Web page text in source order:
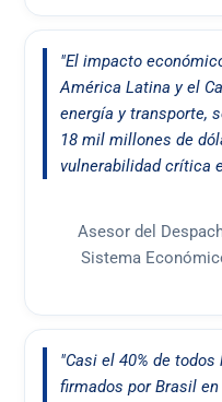
"El impacto
América Latina y el
energía y transporte,
18 mil millones de
vulnerabilidad crítica
Asesor del
Sistema
"Casi el 40% de
firmados por Brasil